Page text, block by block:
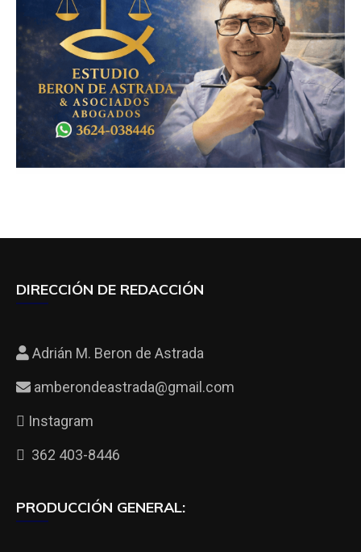
DIRECCIÓN DE REDACCIÓN
Adrián M. Beron de Astrada
amberondeastrada@gmail.com
Instagram
362 403-8446
PRODUCCIÓN GENERAL: